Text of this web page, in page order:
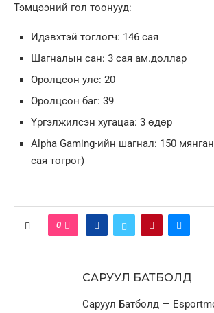
Тэмцээний гол тоонууд:
Идэвхтэй тоглогч: 146 сая
Шагналын сан: 3 сая ам.доллар
Оролцсон улс: 20
Оролцсон баг: 39
Үргэлжилсэн хугацаа: 3 өдөр
Alpha Gaming-ийн шагнал: 150
сая төгрөг)
0
САРУУЛ БАТБОЛД
Саруул Батболд —